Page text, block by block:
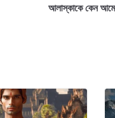
আলাস্কাকে কেন